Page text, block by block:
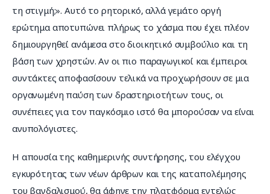
τη στιγμή;». Αυτό το ρητορικό, αλλά γεμάτο οργή
ερώτημα αποτυπώνει πλήρως το χάσμα που έχει πλέον
δημιουργηθεί ανάμεσα στο διοικητικό συμβούλιο και τη
βάση των χρηστών. Αν οι πιο παραγωγικοί και έμπειροι
συντάκτες αποφασίσουν τελικά να προχωρήσουν σε μια
οργανωμένη παύση των δραστηριοτήτων τους, οι
συνέπειες για τον παγκόσμιο ιστό θα μπορούσαν να είναι
ανυπολόγιστες.
Η απουσία της καθημερινής συντήρησης, του ελέγχου
εγκυρότητας των νέων άρθρων και της καταπολέμησης
του βανδαλισμού, θα άφηνε την πλατφόρμα εντελώς